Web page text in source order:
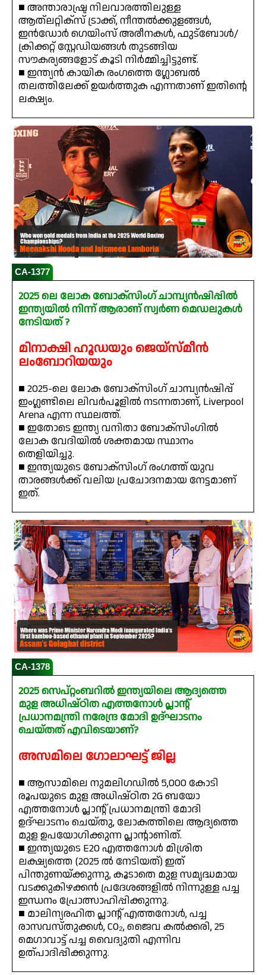
■ അന്താരാഷ്ട്ര നിലവാരത്തിലുള്ള
ആത്ലറ്റിക്സ് ട്രാക്ക്, നീന്തൽക്കുളങ്ങൾ,
ഇൻഡോർ ഗെയിംസ് അരീനകൾ, ഫുട്ബോൾ/
ക്രിക്കറ്റ് സ്റ്റേഡിയങ്ങൾ തുടങ്ങിയ
സൗകര്യങ്ങളോട് കൂടി നിർമ്മിച്ചിട്ടുണ്ട്.
■ ഇന്ത്യൻ കായിക രംഗത്തെ ഗ്ലോബൽ
തലത്തിലേക്ക് ഉയർത്തുക എന്നതാണ് ഇതിന്റെ
ലക്ഷ്യം.
CA-1377
2025 ലെ ലോക ബോക്‌സിംഗ് ചാമ്പ്യൻഷിപ്പിൽ
ഇന്ത്യയിൽ നിന്ന് ആരാണ് സ്വർണ മെഡലുകൾ
നേടിയത് ?
മിനാക്ഷി ഹൂഡയും ജെയ്‌സ്മീൻ
ലംബോറിയയും
■ 2025-ലെ ലോക ബോക്‌സിംഗ് ചാമ്പ്യന്‍ഷിപ്പ്
ഇംഗ്ലണ്ടിലെ ലിവർപൂളിൽ നടന്നതാണ്, Liverpool
Arena എന്ന സ്ഥലത്ത്.
■ ഇതോടെ ഇന്ത്യ വനിതാ ബോക്‌സിംഗിൽ
ലോക വേദിയിൽ ശക്തമായ സ്ഥാനം
തെളിയിച്ചു.
■ ഇന്ത്യയുടെ ബോക്‌സിംഗ് രംഗത്ത് യുവ
താരങ്ങൾക്ക് വലിയ പ്രചോദനമായ നേട്ടമാണ്
ഇത്.
CA-1378
2025 സെപ്റ്റംബറിൽ ഇന്ത്യയിലെ ആദ്യത്തെ
മുള അധിഷ്ഠിത എത്തനോൾ പ്ലാന്റ്
പ്രധാനമന്ത്രി നരേന്ദ്ര മോദി ഉദ്ഘാടനം
ചെയ്തത് എവിടെയാണ്?
അസമിലെ ഗോലാഘട്ട് ജില്ല
■ ആസാമിലെ നുമലിഗഡിൽ 5,000 കോടി
രൂപയുടെ മുള അധിഷ്ഠിത 2G ബയോ
എത്തനോൾ പ്ലാന്റ് പ്രധാനമന്ത്രി മോദി
ഉദ്ഘാടനം ചെയ്തു, ലോകത്തിലെ ആദ്യത്തെ
മുള ഉപയോഗിക്കുന്ന പ്ലാന്റാണിത്.
■ ഇന്ത്യയുടെ E20 എത്തനോൾ മിശ്രിത
ലക്ഷ്യത്തെ (2025 ൽ നേടിയത്) ഇത്
പിന്തുണയ്ക്കുന്നു, കൂടാതെ മുള സമൃദ്ധമായ
വടക്കുകിഴക്കൻ പ്രദേശങ്ങളിൽ നിന്നുള്ള പച്ച
ഇന്ധനം പ്രോത്സാഹിപ്പിക്കുന്നു.
■ മാലിന്യരഹിത പ്ലാന്റ് എത്തനോൾ, പച്ച
രാസവസ്തുക്കൾ, CO₂, ജൈവ കൽക്കരി, 25
മെഗാവാട്ട് പച്ച വൈദ്യുതി എന്നിവ
ഉത്പാദിപ്പിക്കുന്നു.